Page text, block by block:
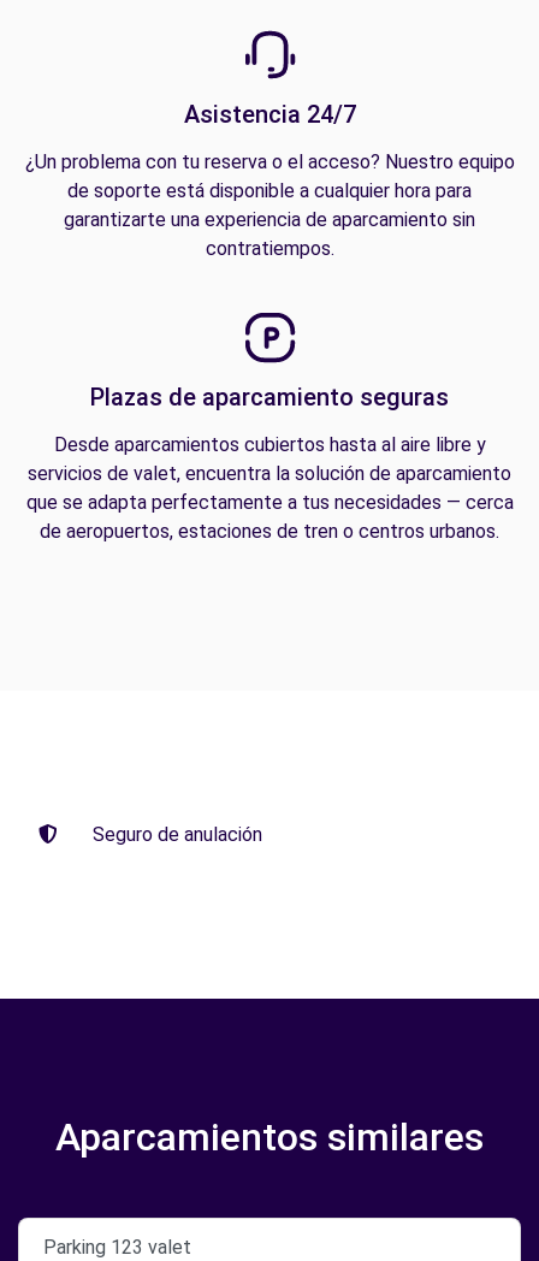
Asistencia 24/7
¿Un problema con tu reserva o el acceso? Nuestro equipo
de soporte está disponible a cualquier hora para
garantizarte una experiencia de aparcamiento sin
contratiempos.
Plazas de aparcamiento seguras
Desde aparcamientos cubiertos hasta al aire libre y
servicios de valet, encuentra la solución de aparcamiento
que se adapta perfectamente a tus necesidades — cerca
de aeropuertos, estaciones de tren o centros urbanos.
Seguro de anulación
Aparcamientos similares
Parking 123 valet